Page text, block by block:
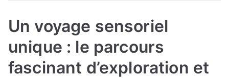
votre
Un voyage sensoriel
unique : le parcours
fascinant d’exploration et